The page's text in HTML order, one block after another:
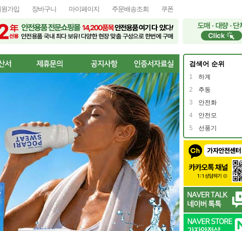
검색어 순위
1
하계
2
추동
3
안전화
4
안전모
5
선풍기
원가입 장바구니 마이페이지 주문배송조회 쿠폰